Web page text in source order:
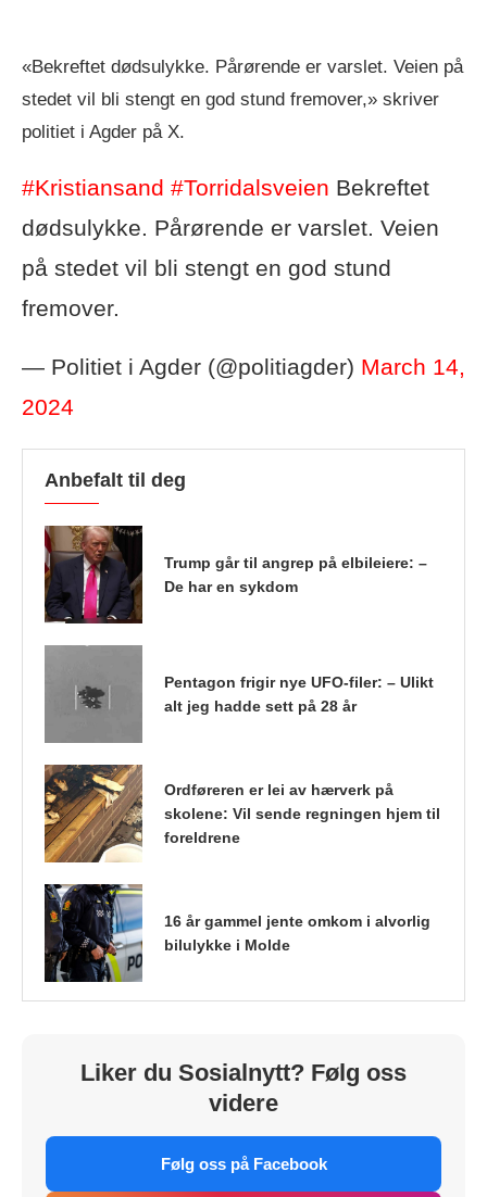
«Bekreftet dødsulykke. Pårørende er varslet. Veien på
stedet vil bli stengt en god stund fremover,» skriver
politiet i Agder på X.
#Kristiansand #Torridalsveien Bekreftet
dødsulykke. Pårørende er varslet. Veien
på stedet vil bli stengt en god stund
fremover.
— Politiet i Agder (@politiagder) March 14,
2024
Anbefalt til deg
Trump går til angrep på elbileiere: –
De har en sykdom
Pentagon frigir nye UFO-filer: – Ulikt
alt jeg hadde sett på 28 år
Ordføreren er lei av hærverk på
skolene: Vil sende regningen hjem til
foreldrene
16 år gammel jente omkom i alvorlig
bilulykke i Molde
Liker du Sosialnytt? Følg oss
videre
Følg oss på Facebook